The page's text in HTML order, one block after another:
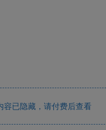
已隐藏，请付费后查看